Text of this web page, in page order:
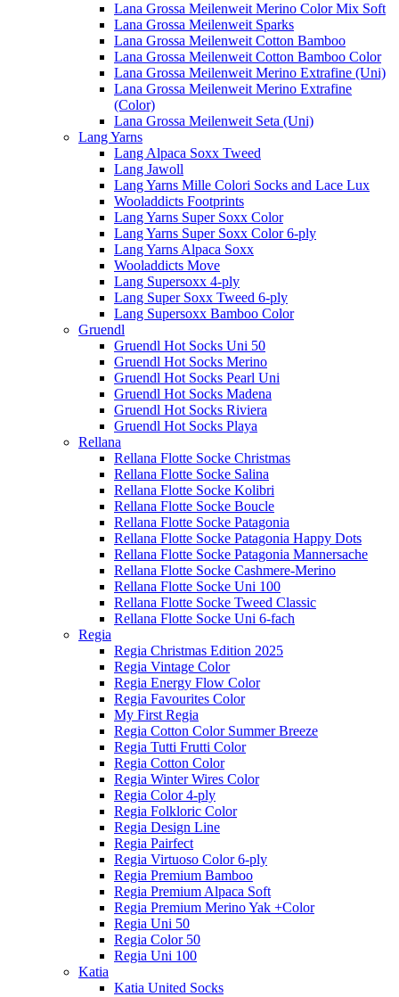
Lana Grossa Meilenweit Merino Color Mix Soft
Lana Grossa Meilenweit Sparks
Lana Grossa Meilenweit Cotton Bamboo
Lana Grossa Meilenweit Cotton Bamboo Color
Lana Grossa Meilenweit Merino Extrafine (Uni)
Lana Grossa Meilenweit Merino Extrafine
(Color)
Lana Grossa Meilenweit Seta (Uni)
Lang Yarns
Lang Alpaca Soxx Tweed
Lang Jawoll
Lang Yarns Mille Colori Socks and Lace Lux
Wooladdicts Footprints
Lang Yarns Super Soxx Color
Lang Yarns Super Soxx Color 6-ply
Lang Yarns Alpaca Soxx
Wooladdicts Move
Lang Supersoxx 4-ply
Lang Super Soxx Tweed 6-ply
Lang Supersoxx Bamboo Color
Gruendl
Gruendl Hot Socks Uni 50
Gruendl Hot Socks Merino
Gruendl Hot Socks Pearl Uni
Gruendl Hot Socks Madena
Gruendl Hot Socks Riviera
Gruendl Hot Socks Playa
Rellana
Rellana Flotte Socke Christmas
Rellana Flotte Socke Salina
Rellana Flotte Socke Kolibri
Rellana Flotte Socke Boucle
Rellana Flotte Socke Patagonia
Rellana Flotte Socke Patagonia Happy Dots
Rellana Flotte Socke Patagonia Mannersache
Rellana Flotte Socke Cashmere-Merino
Rellana Flotte Socke Uni 100
Rellana Flotte Socke Tweed Classic
Rellana Flotte Socke Uni 6-fach
Regia
Regia Christmas Edition 2025
Regia Vintage Color
Regia Energy Flow Color
Regia Favourites Color
My First Regia
Regia Cotton Color Summer Breeze
Regia Tutti Frutti Color
Regia Cotton Color
Regia Winter Wires Color
Regia Color 4-ply
Regia Folkloric Color
Regia Design Line
Regia Pairfect
Regia Virtuoso Color 6-ply
Regia Premium Bamboo
Regia Premium Alpaca Soft
Regia Premium Merino Yak +Color
Regia Uni 50
Regia Color 50
Regia Uni 100
Katia
Katia United Socks